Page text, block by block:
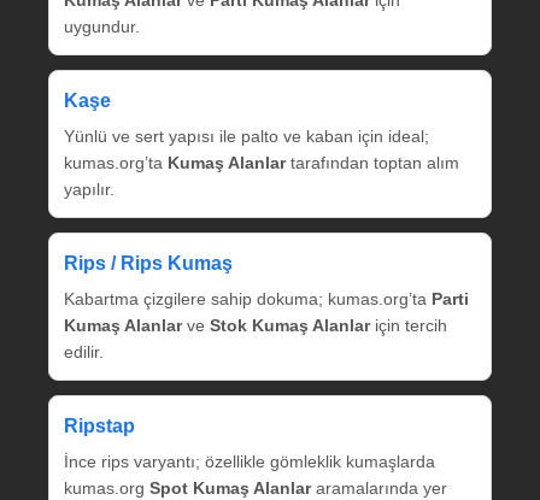
uygundur.
Kaşe
Yünlü ve sert yapısı ile palto ve kaban için ideal;
kumas.org’ta Kumaş Alanlartarafından toptan alım
yapılır.
Rips / Rips Kumaş
Kabartma çizgilere sahip dokuma; kumas.org’ta Parti
Kumaş Alanlarve Stok Kumaş Alanlariçin tercih
edilir.
Ripstap
İnce rips varyantı; özellikle gömleklik kumaşlarda
kumas.org Spot Kumaş Alanlararamalarında yer